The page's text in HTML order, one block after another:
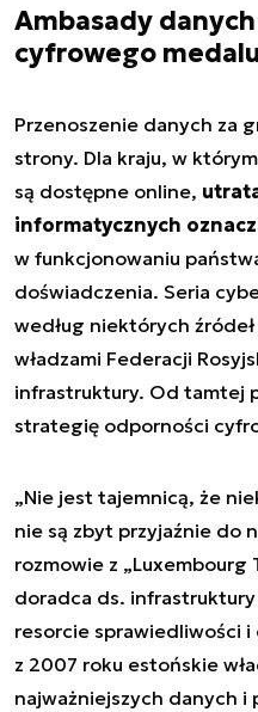
Ambasady
cyfrowego medalu
Przenoszenie danych za
strony. Dla kraju, w
są dostępne online,
informatycznych
w funkcjonowaniu
doświadczenia. Seria
według niektórych
władzami Federacji
infrastruktury. Od tamtej
strategię odporności
„Nie jest tajemnicą, że
nie są zbyt przyjaźnie do
rozmowie z „Luxembourg
doradca ds.
resorcie sprawiedliwości
z 2007 roku estońskie
najważniejszych danych i